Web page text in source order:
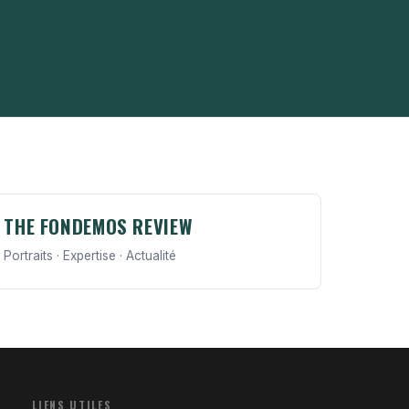
THE FONDEMOS REVIEW
Portraits · Expertise · Actualité
LIENS UTILES